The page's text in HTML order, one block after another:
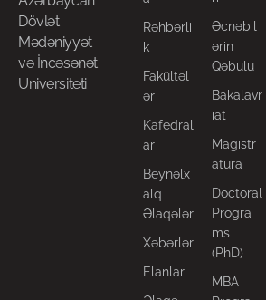
Dövlət
Mədəniyyət
və İncəsənət
Universiteti
Rəhbərli
k
Fakültəl
ər
Kafedral
ar
Beynəlx
alq
Əlaqələr
Xəbərlər
Elanlar
Əcnəbil
ərin
Qəbulu
Bakalavr
iat
Magistr
atura
Doctoral
Progra
ms
(PhD)
MBA